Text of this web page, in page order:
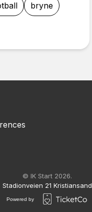
bryne
© IK Start 2026.
Stadionveien 21 Kristiansand
Powered by